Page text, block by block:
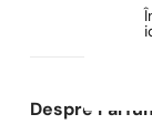
Despre